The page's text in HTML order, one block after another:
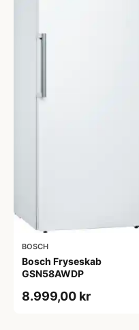
BOSCH
Bosch Fryseskab
GSN58AWDP
8.999,00 kr